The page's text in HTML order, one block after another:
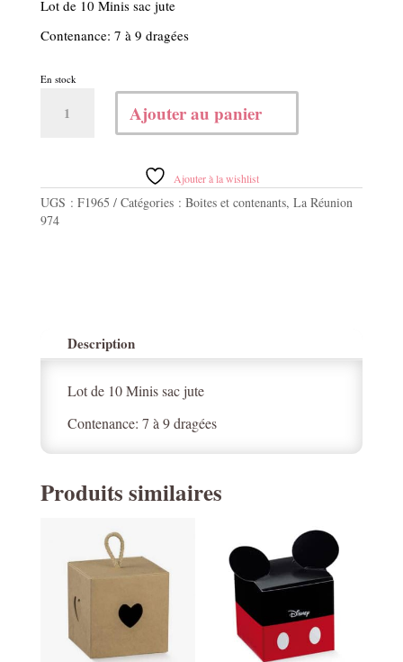
10.00€.
actuel
5.00€.
Lot de 10 Minis sac jute
Contenance: 7 à 9 dragées
En stock
Sacs
jute
9x5cm
Ajouter au panier
Ajouter à la wishlist
UGS : F1965 Catégories : Boites et contenants, La Réunion
974
Description
Lot de 10 Minis sac jute
Contenance: 7 à 9 dragées
Produits similaires